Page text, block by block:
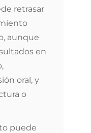
retrasar
aunque
en
oral, y
o
puede